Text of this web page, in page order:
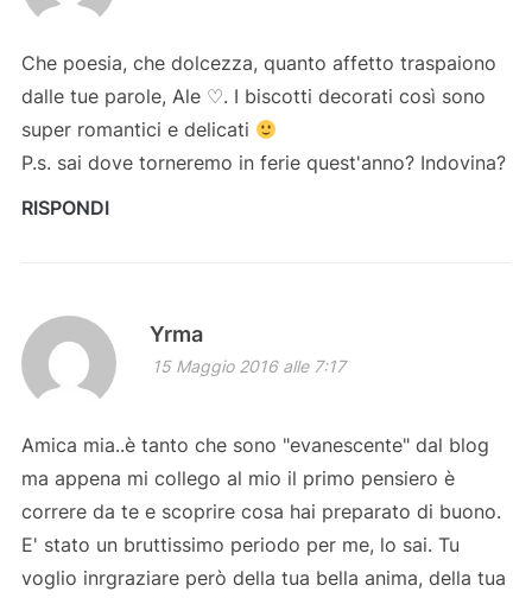
Che poesia, che dolcezza, quanto affetto traspaiono
dalle tue parole, Ale ♡. I biscotti decorati così sono
super romantici e delicati
P.s. sai dove torneremo in ferie quest'anno? Indovina?
RISPONDI
Yrma
15 Maggio 2016 alle 7:17
Amica mia..è tanto che sono "evanescente" dal blog
ma appena mi collego al mio il primo pensiero è
correre da te e scoprire cosa hai preparato di buono.
E' stato un bruttissimo periodo per me, lo sai. Tu
voglio inrgraziare però della tua bella anima, della tua